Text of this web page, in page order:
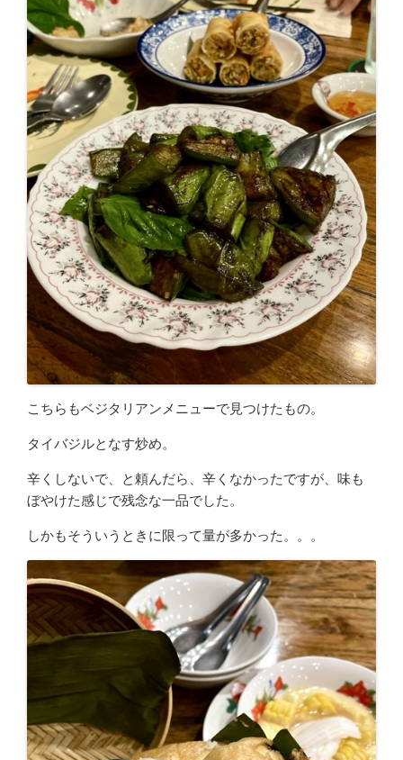
こちらもベジタリアンメニューで見つけたもの。
タイバジルとなす炒め。
辛くしないで、と頼んだら、辛くなかったですが、味も
ぼやけた感じで残念な一品でした。
しかもそういうときに限って量が多かった。。。